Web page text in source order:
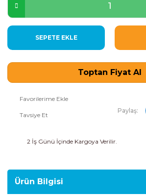
SEPETE EKLE
Toptan Fiyat Al
Tavsiye Et
Paylaş:
2 İş Günü İçinde Kargoya Verilir.
Ürün Bilgisi